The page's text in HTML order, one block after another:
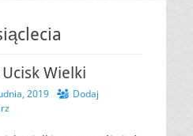
Wielki
2019
Dodaj